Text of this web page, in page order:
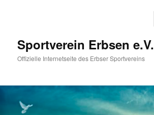
Sportverein Erbsen e.V.
Offizielle Internetseite des Erbser Sportvereins